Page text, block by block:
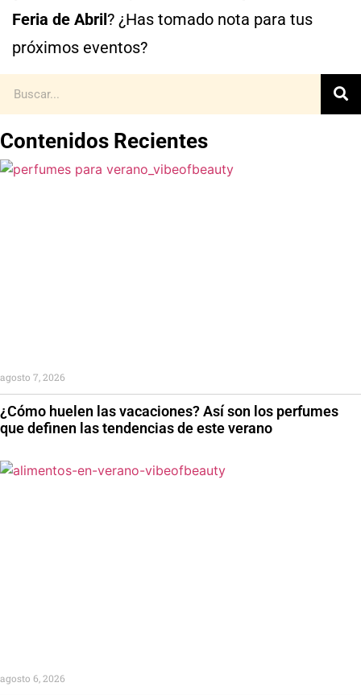
Feria de Abril? ¿Has tomado nota para tus
próximos eventos?
Contenidos Recientes
¿Cómo huelen las vacaciones? Así son los perfumes
que definen las tendencias de este verano
agosto 7, 2026
agosto 6, 2026